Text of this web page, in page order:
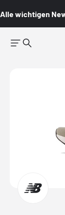
Alle wichtigen